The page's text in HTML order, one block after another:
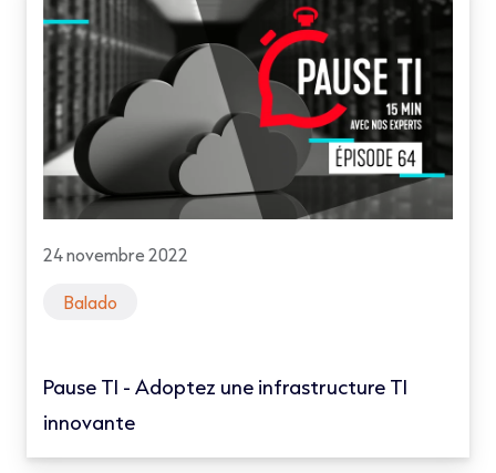
24 novembre 2022
Balado
Pause TI - Adoptez une infrastructure TI
innovante